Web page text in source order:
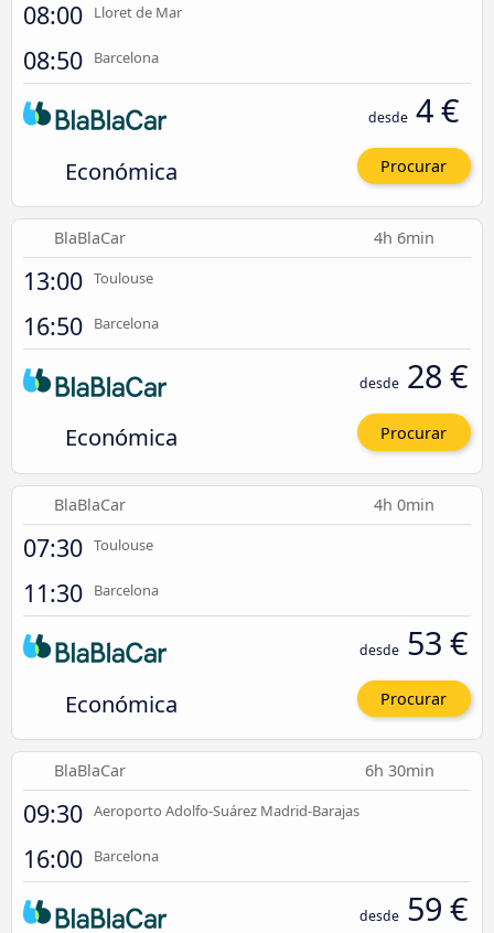
08:00 Lloret de Mar
08:50 Barcelona
Económica
desde 4 €
Procurar
BlaBlaCar 4h 6min
13:00 Toulouse
16:50 Barcelona
Económica
desde 28 €
Procurar
BlaBlaCar 4h 0min
07:30 Toulouse
11:30 Barcelona
Económica
desde 53 €
Procurar
BlaBlaCar 6h 30min
09:30 Aeroporto Adolfo-Suárez Madrid-Barajas
16:00 Barcelona
desde 59 €